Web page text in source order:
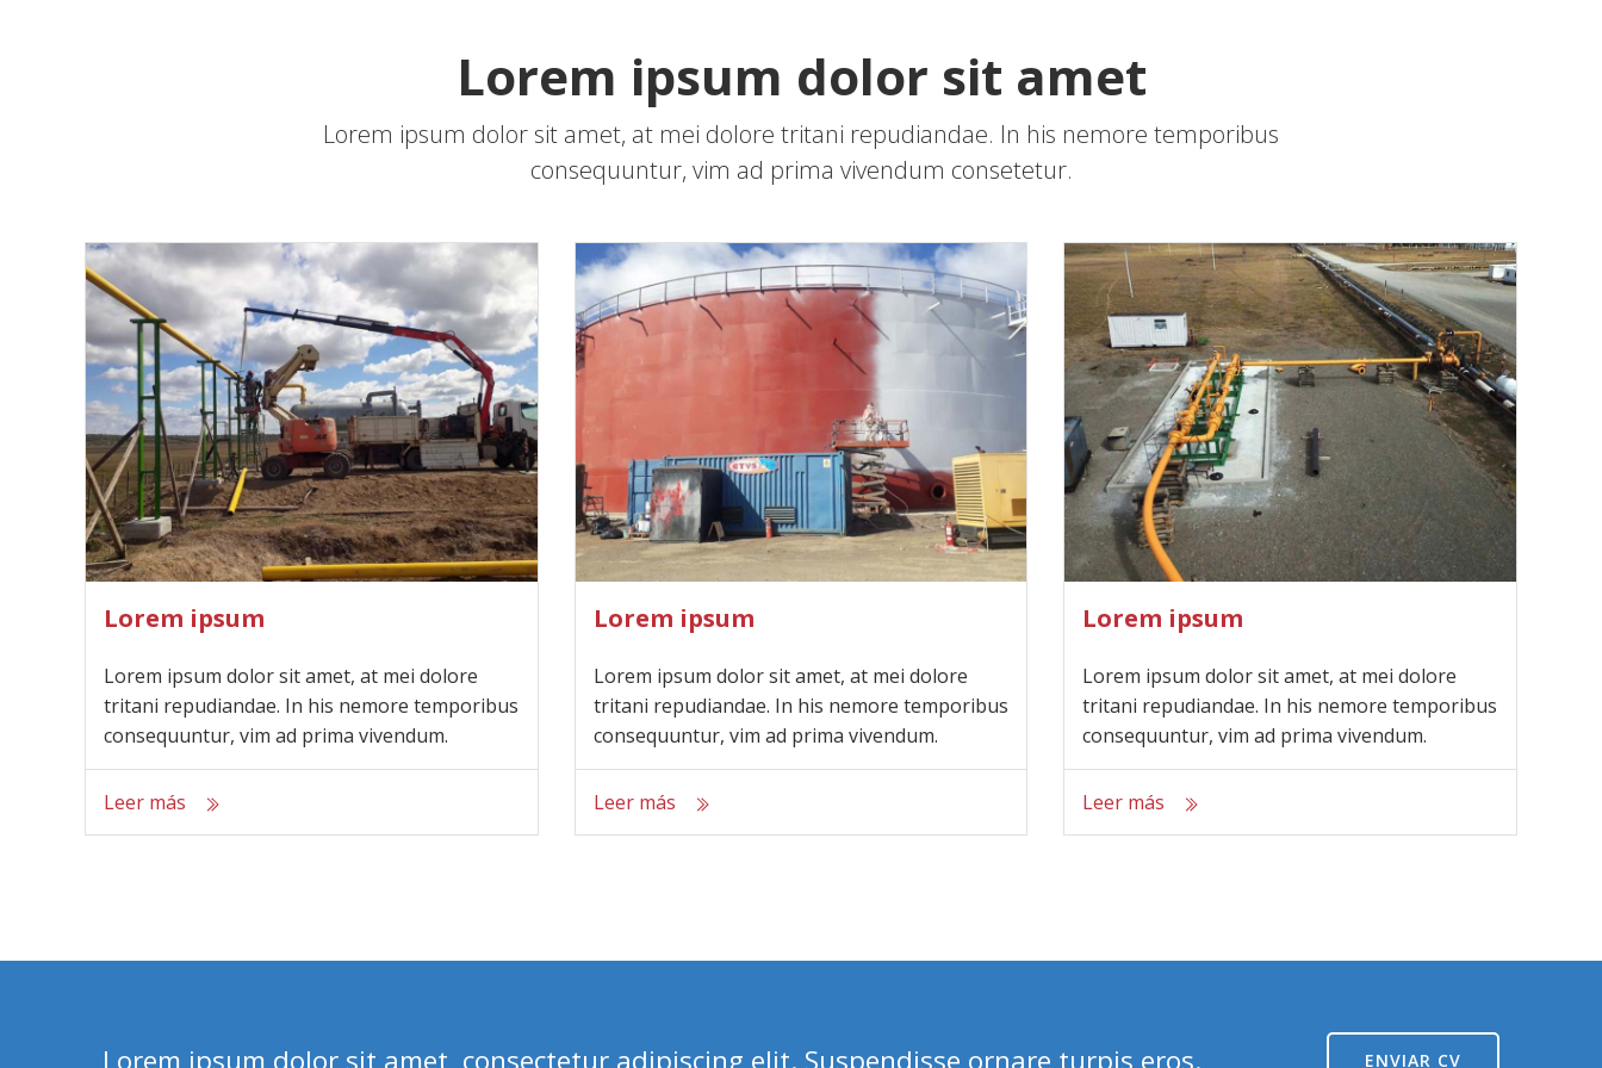
Lorem ipsum dolor sit amet
Lorem ipsum dolor sit amet, at mei dolore tritani repudiandae. In his nemore temporibus
consequuntur, vim ad prima vivendum consetetur.
Lorem ipsum
Lorem ipsum dolor sit amet, at mei dolore
tritani repudiandae. In his nemore temporibus
consequuntur, vim ad prima vivendum.
Leer más
Lorem ipsum
Lorem ipsum dolor sit amet, at mei dolore
tritani repudiandae. In his nemore temporibus
consequuntur, vim ad prima vivendum.
Leer más
Lorem ipsum
Lorem ipsum dolor sit amet, at mei dolore
tritani repudiandae. In his nemore temporibus
consequuntur, vim ad prima vivendum.
Leer más
ENVIAR CV